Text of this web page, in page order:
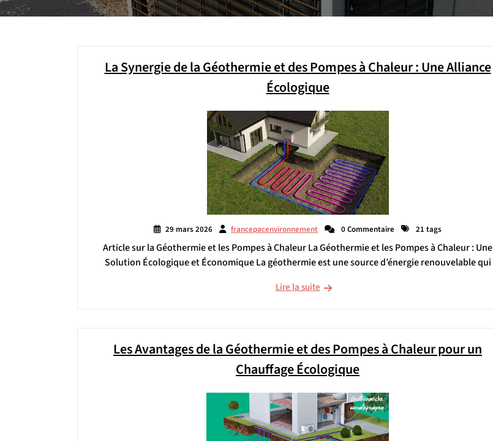
La Synergie de la Géothermie et des Pompes à Chaleur : Une Alliance
Écologique
29 mars 2026 francepacenvironnement 0 Commentaire 21 tags
Article sur la Géothermie et les Pompes à Chaleur La Géothermie et les Pompes à Chaleur : Une
Solution Écologique et Économique La géothermie est une source d’énergie renouvelable qui
Lire la suite
Les Avantages de la Géothermie et des Pompes à Chaleur pour un
Chauffage Écologique